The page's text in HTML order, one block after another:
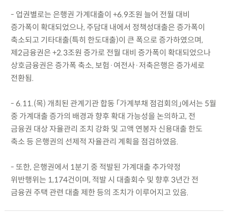
- 업권별로는 은행권 가계대출이 +6.9조원 늘어 전월 대비
증가폭이 확대되었으나, 주담대 내에서 정책성대출은 증가폭이
축소되고 기타대출(특히 한도대출)이 큰 폭으로 증가하였으며,
제2금융권은 +2.3조원 증가로 전월 대비 증가폭이 확대되었으나
상호금융권은 증가폭 축소, 보험·여전사·저축은행은 증가세로
전환됨.
- 6.11.(목) 개최된 관계기관 합동 「가계부채 점검회의」에서는 5월
중 가계대출 증가의 배경과 향후 확대 가능성을 논의하고, 전
금융권 대상 자율관리 조치 강화 및 고액 연봉자 신용대출 한도
축소 등 은행권의 선제적 자율관리 계획을 점검하였음.
- 또한, 은행권에서 1분기 중 적발된 가계대출 추가약정
위반행위는 1,174건이며, 적발 시 대출회수 및 향후 3년간 전
금융권 주택 관련 대출 제한 등의 조치가 이루어지고 있음.